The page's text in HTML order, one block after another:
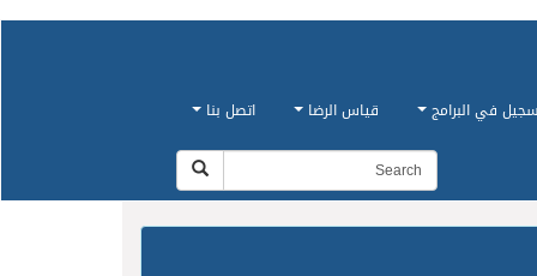
في البرامج قياس الرضا اتصل بنا